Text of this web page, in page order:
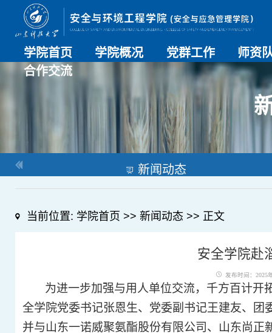
学院首页 学院概况 党群工作 师资
师资总
导师名
教师简
合作交流
新闻动态
当前位置: 学院首页 >> 新闻动态 >> 正文
安全学院赴
发布时间：2025
为进一步加强与用人单位交流，千方百计开
全学院党委书记张恩生、党委副书记王建友、
并与山东一诺威聚氨酯股份有限公司、
山东尚正